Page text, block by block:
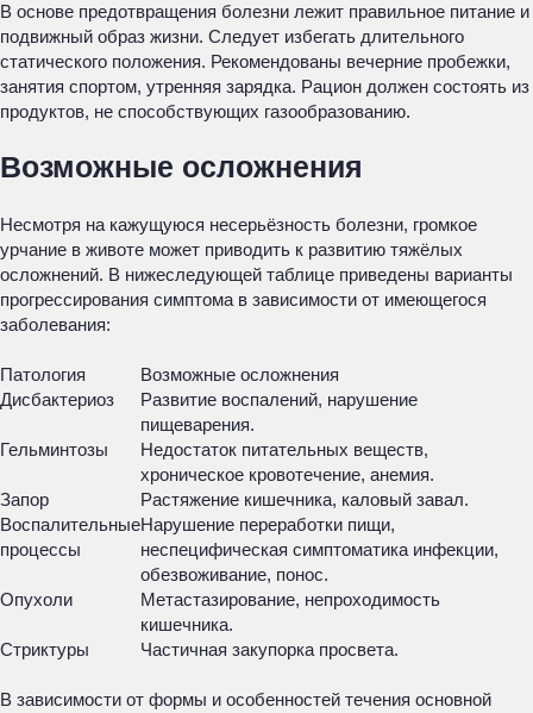
В основе предотвращения болезни лежит правильное питание и
подвижный образ жизни. Следует избегать длительного
статического положения. Рекомендованы вечерние пробежки,
занятия спортом, утренняя зарядка. Рацион должен состоять из
продуктов, не способствующих газообразованию.
Возможные осложнения
Несмотря на кажущуюся несерьёзность болезни, громкое
урчание в животе может приводить к развитию тяжёлых
осложнений. В нижеследующей таблице приведены варианты
прогрессирования симптома в зависимости от имеющегося
заболевания:
Патология
Возможные осложнения
Дисбактериоз
Развитие воспалений, нарушение
пищеварения.
Гельминтозы
Недостаток питательных веществ,
хроническое кровотечение, анемия.
Запор
Растяжение кишечника, каловый завал.
Воспалительные
процессы
Нарушение переработки пищи,
неспецифическая симптоматика инфекции,
обезвоживание, понос.
Опухоли
Метастазирование, непроходимость
кишечника.
Стриктуры
Частичная закупорка просвета.
В зависимости от формы и особенностей течения основной